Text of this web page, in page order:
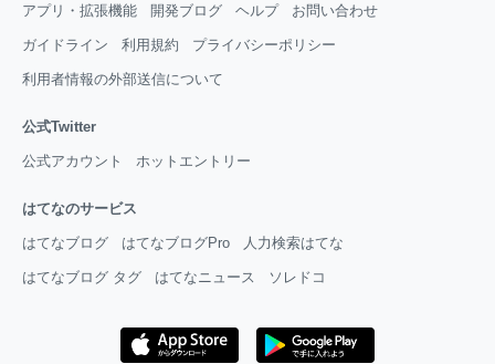
アプリ・拡張機能 開発ブログ ヘルプ お問い合わせ
ガイドライン 利用規約 プライバシーポリシー
利用者情報の外部送信について
公式Twitter
公式アカウント ホットエントリー
はてなのサービス
はてなブログ はてなブログPro 人力検索はてな
はてなブログ タグ はてなニュース ソレドコ